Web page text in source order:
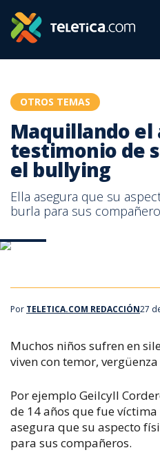
OTROS TEMAS
Maquillando el
testimonio de
el bullying
Ella asegura que su
burla para sus
Por TELETICA.COM REDACCIÓN27
Muchos niños sufren en
viven con temor,
Por ejemplo Geilcyll
de 14 años que fue
asegura que su aspecto
para sus compañeros.